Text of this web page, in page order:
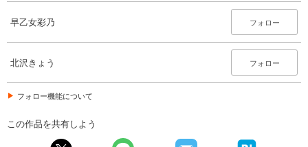
早乙女彩乃 フォロー
北沢きょう フォロー
フォロー機能について
この作品を共有しよう